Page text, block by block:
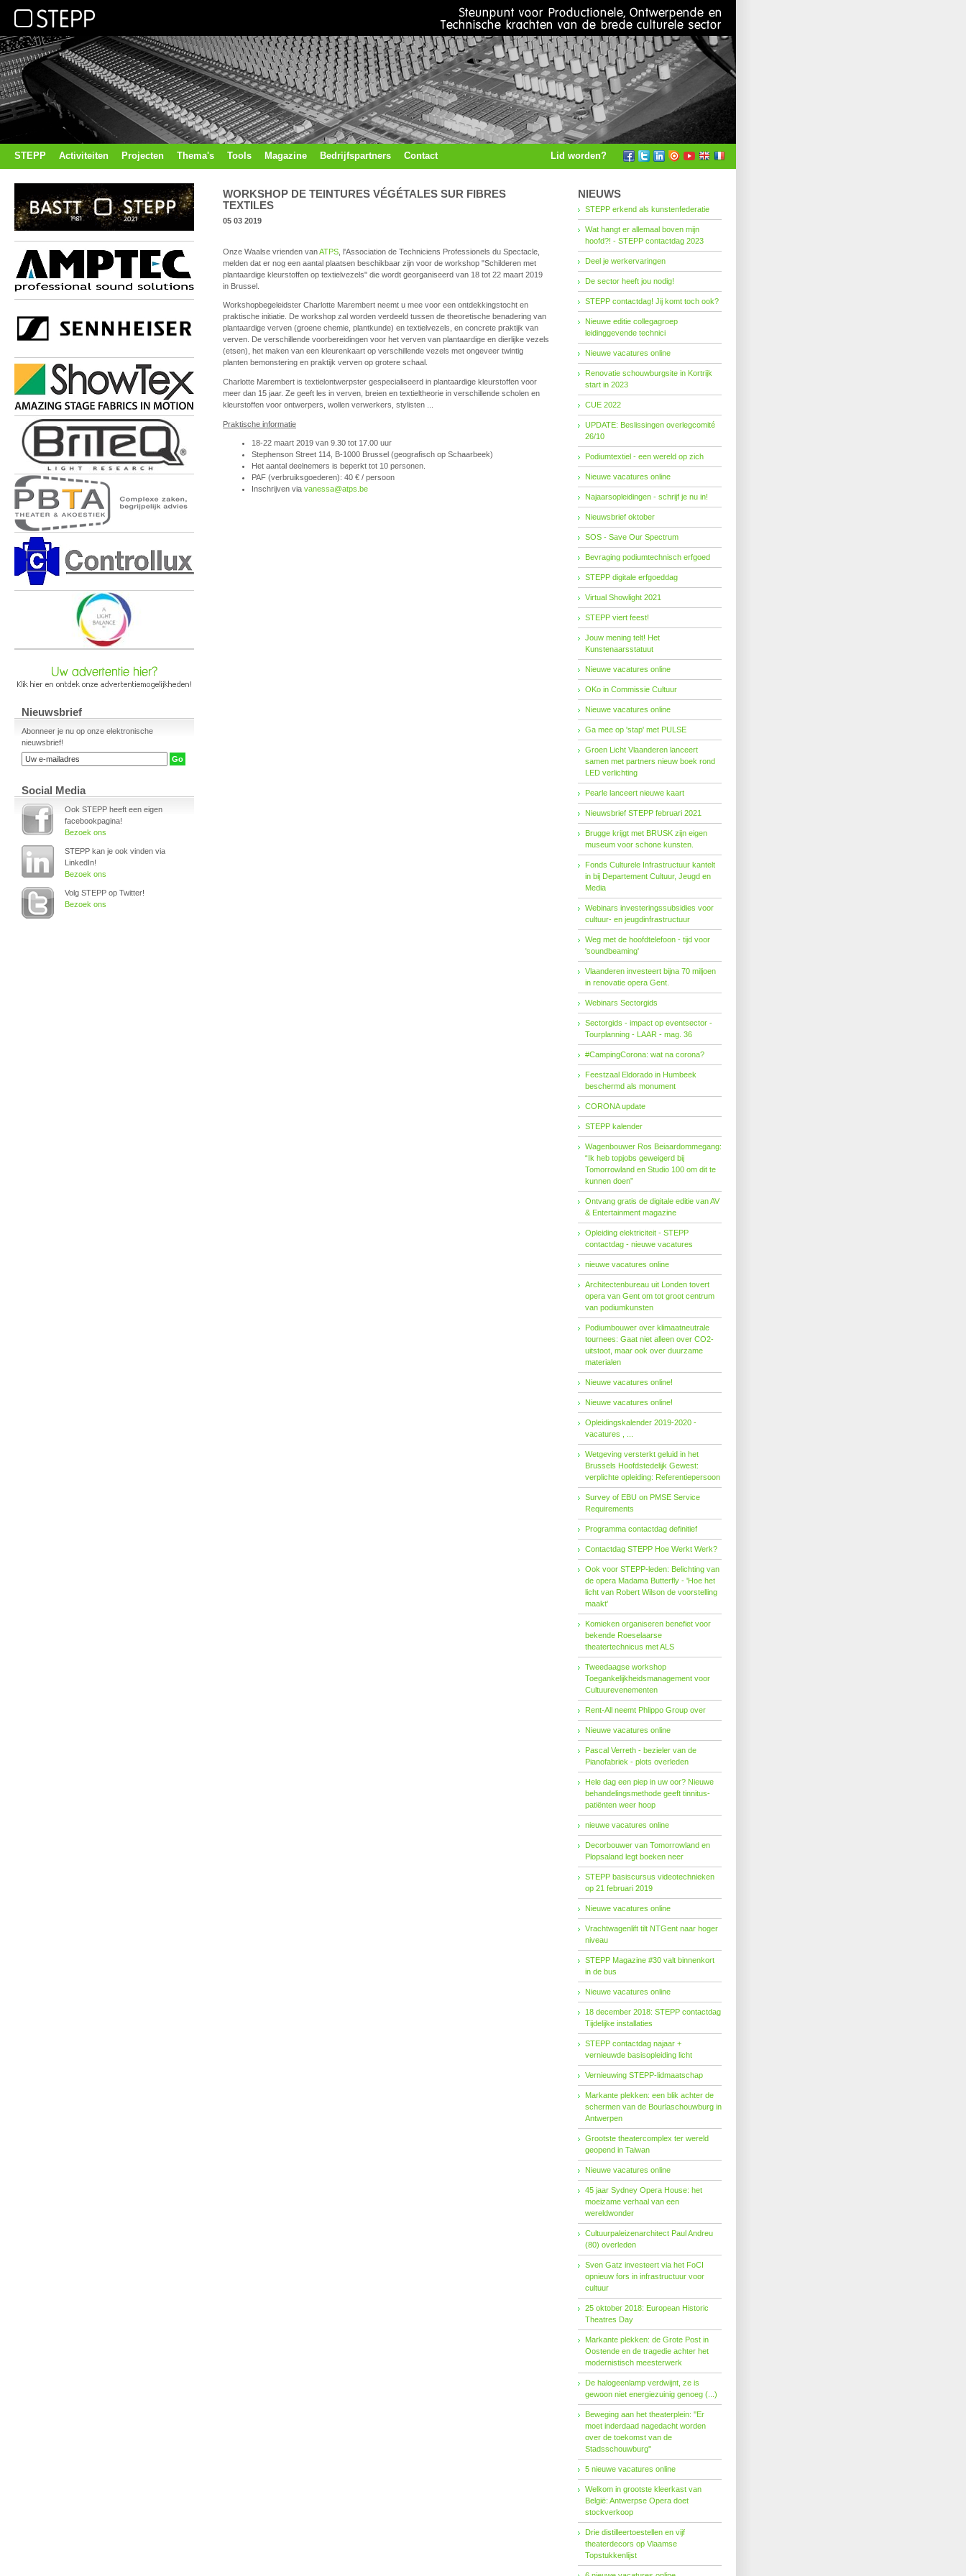
STEPP Activiteiten Projecten Thema's Tools Magazine Bedrijfspartners Contact Lid worden?
Nieuwsbrief
Abonneer je nu op onze elektronische
nieuwsbrief!
Social Media
Ook STEPP heeft een eigen
facebookpagina!
Bezoek ons
STEPP kan je ook vinden via
LinkedIn!
Bezoek ons
Volg STEPP op Twitter!
Bezoek ons
WORKSHOP DE TEINTURES VÉGÉTALES SUR FIBRES
TEXTILES
05 03 2019
Onze Waalse vrienden vanATPS , l'Association de Techniciens Professionels du Spectacle,
melden dat er nog een aantal plaatsen beschikbaar zijn voor de workshop "Schilderen met
plantaardige kleurstoffen op textielvezels" die wordt georganiseerd van 18 tot 22 maart 2019
in Brussel.
Workshopbegeleidster Charlotte Marembert neemt u mee voor een ontdekkingstocht en
praktische initiatie. De workshop zal worden verdeeld tussen de theoretische benadering van
plantaardige verven (groene chemie, plantkunde) en textielvezels, en concrete praktijk van
verven. De verschillende voorbereidingen voor het verven van plantaardige en dierlijke vezels
(etsen), het maken van een kleurenkaart op verschillende vezels met ongeveer twintig
planten bemonstering en praktijk verven op grotere schaal.
Charlotte Marembert is textielontwerpster gespecialiseerd in plantaardige kleurstoffen voor
meer dan 15 jaar. Ze geeft les in verven, breien en textieltheorie in verschillende scholen en
kleurstoffen voor ontwerpers, wollen verwerkers, stylisten ...
Praktische informatie
18-22 maart 2019 van 9.30 tot 17.00 uur
Stephenson Street 114, B-1000 Brussel (geografisch op Schaarbeek)
Het aantal deelnemers is beperkt tot 10 personen.
PAF (verbruiksgoederen): 40 € / persoon
Inschrijven via vanessa@atps.be
NIEUWS
STEPP erkend als kunstenfederatie
Wat hangt er allemaal boven mijn
hoofd?! - STEPP contactdag 2023
Deel je werkervaringen
De sector heeft jou nodig!
STEPP contactdag! Jij komt toch ook?
Nieuwe editie collegagroep
leidinggevende technici
Nieuwe vacatures online
Renovatie schouwburgsite in Kortrijk
start in 2023
CUE 2022
UPDATE: Beslissingen overlegcomité
26/10
Podiumtextiel - een wereld op zich
Nieuwe vacatures online
Najaarsopleidingen - schrijf je nu in!
Nieuwsbrief oktober
SOS - Save Our Spectrum
Bevraging podiumtechnisch erfgoed
STEPP digitale erfgoeddag
Virtual Showlight 2021
STEPP viert feest!
Jouw mening telt! Het
Kunstenaarsstatuut
Nieuwe vacatures online
OKo in Commissie Cultuur
Nieuwe vacatures online
Ga mee op 'stap' met PULSE
Groen Licht Vlaanderen lanceert
samen met partners nieuw boek rond
LED verlichting
Pearle lanceert nieuwe kaart
Nieuwsbrief STEPP februari 2021
Brugge krijgt met BRUSK zijn eigen
museum voor schone kunsten.
Fonds Cul­tu­re­le In­fra­struc­tuur kan­telt
in bij De­par­te­ment Cul­tuur, Jeugd en
Me­dia
Webinars investeringssubsidies voor
cultuur- en jeugdinfrastructuur
Weg met de hoofdtelefoon - tijd voor
'soundbeaming'
Vlaanderen investeert bijna 70 miljoen
in renovatie opera Gent.
Webinars Sectorgids
Sectorgids - impact op eventsector -
Tourplanning - LAAR - mag. 36
#CampingCorona: wat na corona?
Feestzaal Eldorado in Humbeek
beschermd als monument
CORONA update
STEPP kalender
Wagenbouwer Ros Beiaardommegang:
“Ik heb topjobs geweigerd bij
Tomorrowland en Studio 100 om dit te
kunnen doen”
Ontvang gratis de digitale editie van AV
& Entertainment magazine
Opleiding elektriciteit - STEPP
contactdag - nieuwe vacatures
nieuwe vacatures online
Architectenbureau uit Londen tovert
opera van Gent om tot groot centrum
van podiumkunsten
Podiumbouwer over klimaatneutrale
tournees: Gaat niet alleen over CO2-
uitstoot, maar ook over duurzame
materialen
Nieuwe vacatures online!
Nieuwe vacatures online!
Opleidingskalender 2019-2020 -
vacatures , ...
Wetgeving versterkt geluid in het
Brussels Hoofdstedelijk Gewest:
verplichte opleiding: Referentiepersoon
Survey of EBU on PMSE Service
Requirements
Programma contactdag definitief
Contactdag STEPP Hoe Werkt Werk?
Ook voor STEPP-leden: Belichting van
de opera Madama Butterfly - 'Hoe het
licht van Robert Wilson de voorstelling
maakt'
Komieken organiseren benefiet voor
bekende Roeselaarse
theatertechnicus met ALS
Tweedaagse workshop
Toegankelijkheidsmanagement voor
Cultuurevenementen
Rent-All neemt Phlippo Group over
Nieuwe vacatures online
Pascal Verreth - bezieler van de
Pianofabriek - plots overleden
Hele dag een piep in uw oor? Nieuwe
behandelings­methode geeft tinnitus-
patiënten weer hoop
nieuwe vacatures online
Decorbouwer van Tomorrowland en
Plopsaland legt boeken neer
STEPP basiscursus videotechnieken
op 21 februari 2019
Nieuwe vacatures online
Vrachtwagenlift tilt NTGent naar hoger
niveau
STEPP Magazine #30 valt binnenkort
in de bus
Nieuwe vacatures online
18 december 2018: STEPP contactdag
Tijdelijke installaties
STEPP contactdag najaar +
vernieuwde basisopleiding licht
Vernieuwing STEPP-lidmaatschap
Markante plekken: een blik achter de
schermen van de Bourlaschouwburg in
Antwerpen
Grootste theatercomplex ter wereld
geopend in Taiwan
Nieuwe vacatures online
45 jaar Sydney Opera House: het
moeizame verhaal van een
wereldwonder
Cultuurpaleizenarchitect Paul Andreu
(80) overleden
Sven Gatz investeert via het FoCI
opnieuw fors in infrastructuur voor
cultuur
25 oktober 2018: European Historic
Theatres Day
Markante plekken: de Grote Post in
Oostende en de tragedie achter het
modernistisch meesterwerk
De halogeenlamp verdwijnt, ze is
gewoon niet energiezuinig genoeg (...)
Beweging aan het theaterplein: ''Er
moet inderdaad nagedacht worden
over de toekomst van de
Stadsschouwburg''
5 nieuwe vacatures online
Welkom in grootste kleerkast van
België: Antwerpse Opera doet
stockverkoop
Drie distilleertoestellen en vijf
theaterdecors op Vlaamse
Topstukkenlijst